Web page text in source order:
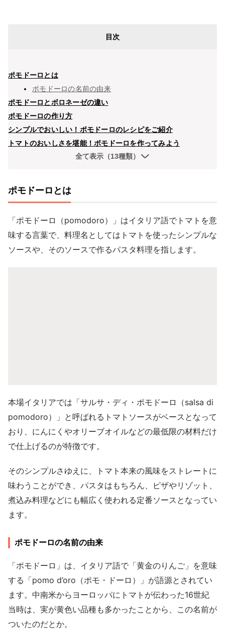
目次
ポモドーロとは
ポモドーロの名前の由来
ポモドーロとボロネーゼの違い
ポモドーロの作り方
シンプルでおいしい！ポモドーロのレシピをご紹介
トマトのおいしさを堪能！ポモドーロを作ってみよう
全て表示（13種類）
ポモドーロとは
「ポモドーロ（pomodoro）」はイタリア語でトマトを意
味する言葉で、料理名としてはトマトを使ったシンプルな
ソースや、そのソースで作るパスタ料理を指します。
本場イタリアでは「サルサ・ディ・ポモドーロ（salsa di
pomodoro）」と呼ばれるトマトソースがベースとなって
おり、にんにくやオリーブオイルなどの最低限の材料だけ
で仕上げるのが特徴です。
そのシンプルさゆえに、トマト本来の風味をストレートに
味わうことができ、パスタはもちろん、ピザやリゾット、
煮込み料理などにも幅広く使われる定番ソースとなってい
ます。
ポモドーロの名前の由来
「ポモドーロ」は、イタリア語で「黄金のりんご」を意味
する「pomo d’oro（ポモ・ドーロ）」が語源とされてい
ます。中南米からヨーロッパにトマトが伝わった16世紀
当時は、実が黄色い品種も多かったことから、この名前が
ついたのだとか。